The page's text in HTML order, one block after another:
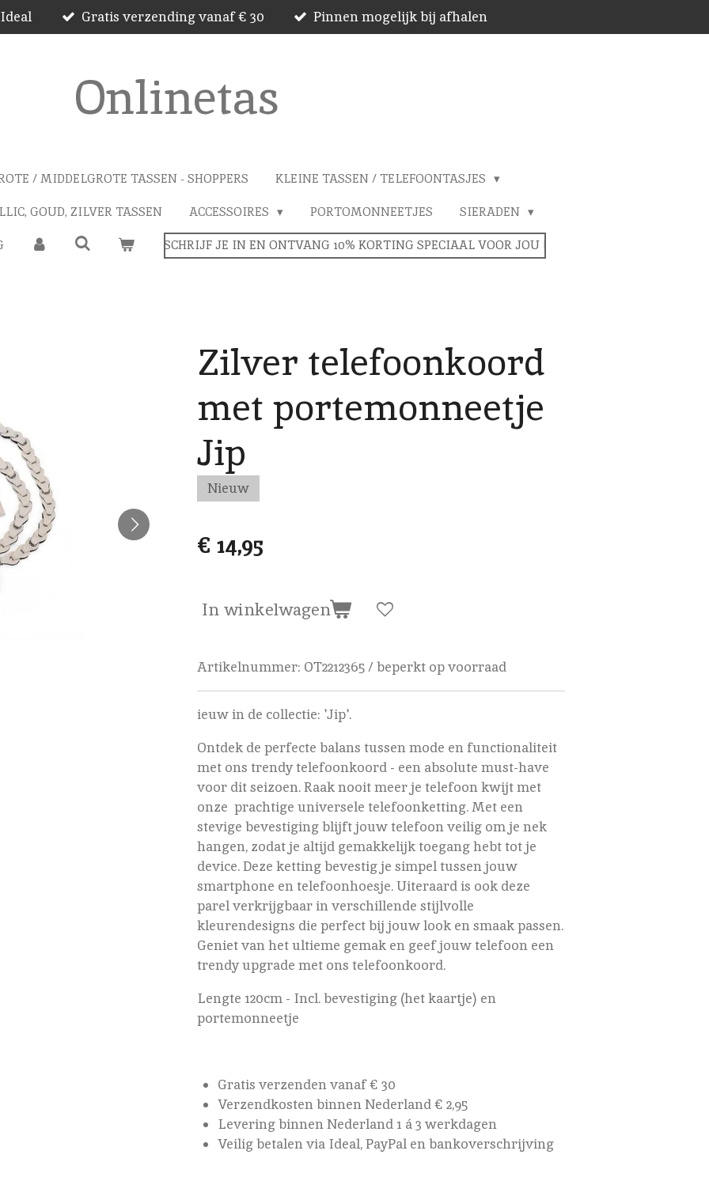
Gratis verzending vanaf € 30 Pinnen mogelijk bij afhalen
Onlinetas
/ MIDDELGROTE TASSEN - SHOPPERS KLEINE TASSEN / TELEFOONTASJES
GOUD, ZILVER TASSEN ACCESSOIRES PORTOMONNEETJES SIERADEN
SCHRIJF JE IN EN ONTVANG 10% KORTING SPECIAAL VOOR JOU !
Zilver telefoonkoord
met portemonneetje
Jip
Nieuw
€ 14,95
In winkelwagen
Artikelnummer: OT2212365 / beperkt op voorraad
ieuw in de collectie: 'Jip'.
Ontdek de perfecte balans tussen mode en functionaliteit
met ons trendy telefoonkoord - een absolute must-have
voor dit seizoen. Raak nooit meer je telefoon kwijt met
onze prachtige universele telefoonketting. Met een
stevige bevestiging blijft jouw telefoon veilig om je nek
hangen, zodat je altijd gemakkelijk toegang hebt tot je
device. Deze ketting bevestig je simpel tussen jouw
smartphone en telefoonhoesje. Uiteraard is ook deze
parel verkrijgbaar in verschillende stijlvolle
kleurendesigns die perfect bij jouw look en smaak passen.
Geniet van het ultieme gemak en geef jouw telefoon een
trendy upgrade met ons telefoonkoord.
Lengte 120cm - Incl. bevestiging (het kaartje) en
portemonneetje
Gratis verzenden vanaf € 30
Verzendkosten binnen Nederland € 2,95
Levering binnen Nederland 1 á 3 werkdagen
Veilig betalen via Ideal, PayPal en bankoverschrijving